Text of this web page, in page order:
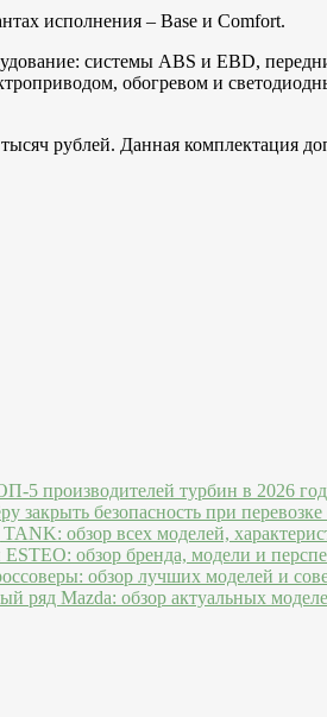
исполнения – Base и Comfort.
системы ABS и EBD,
обогревом и
рублей. Данная комплектация
5 производителей турбин в 2026
закрыть безопасность при
обзор всех моделей,
обзор бренда, модели и
обзор лучших моделей и
ряд Mazda: обзор актуальных